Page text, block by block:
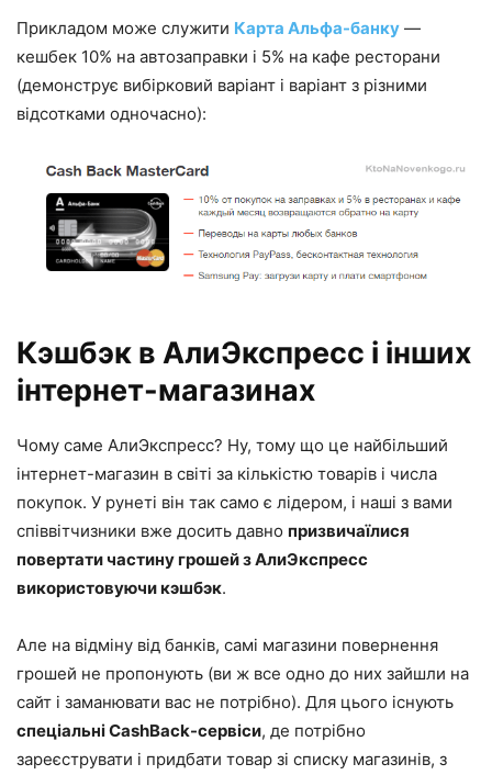
Прикладом може служити Карта Альфа-банку —
кешбек 10% на автозаправки і 5% на кафе ресторани
(демонструє вибірковий варіант і варіант з різними
відсотками одночасно):
Кэшбэк в АлиЭкспресс і інших
інтернет-магазинах
Чому саме АлиЭкспресс? Ну, тому що це найбільший
інтернет-магазин в світі за кількістю товарів і числа
покупок. У рунеті він так само є лідером, і наші з вами
співвітчизники вже досить давно призвичаїлися
повертати частину грошей з АлиЭкспресс
використовуючи кэшбэк.
Але на відміну від банків, самі магазини повернення
грошей не пропонують (ви ж все одно до них зайшли на
сайт і заманювати вас не потрібно). Для цього існують
спеціальні CashBack-сервіси, де потрібно
зареєструвати і придбати товар зі списку магазинів, з